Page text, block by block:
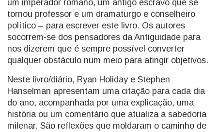
um imperador romano, um antigo escravo que se
tornou professor e um dramaturgo e conselheiro
político – para escrever este livro. Os autores
socorrem-se dos pensadores da Antiguidade para
nos dizerem que é sempre possível converter
qualquer obstáculo num meio para atingir objetivos.
Neste livro/diário, Ryan Holiday e Stephen
Hanselman apresentam uma citação para cada dia
do ano, acompanhada por uma explicação, uma
história ou um comentário que atualiza a sabedoria
milenar. São reflexões que moldaram o caminho de